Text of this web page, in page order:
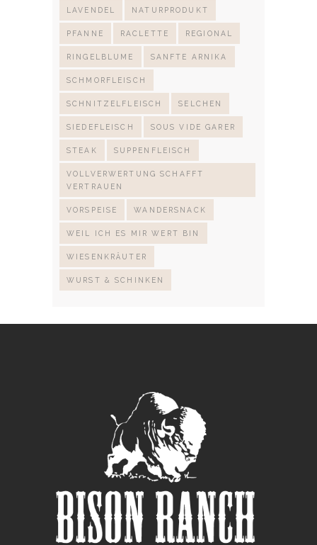
LAVENDEL NATURPRODUKT
PFANNE RACLETTE REGIONAL
RINGELBLUME SANFTE ARNIKA
SCHMORFLEISCH
SCHNITZELFLEISCH SELCHEN
SIEDEFLEISCH SOUS VIDE GARER
STEAK SUPPENFLEISCH
VOLLVERWERTUNG SCHAFFT
VERTRAUEN
VORSPEISE WANDERSNACK
WEIL ICH ES MIR WERT BIN
WIESENKRÄUTER
WURST & SCHINKEN